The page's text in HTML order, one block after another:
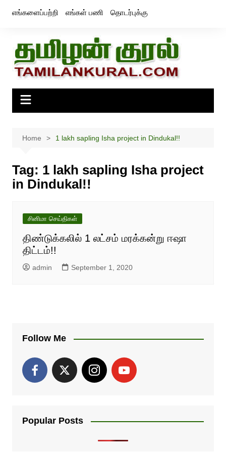
எங்களைப்பற்றி எங்கள் பணி தொடர்புக்கு
Home 1 lakh sapling Isha project in Dindukal!!
Tag: 1 lakh sapling Isha project
in Dindukal!!
சினிமா செய்திகள்
திண்டுக்கலில் 1 லட்சம் மரக்கன்று ஈஷா
திட்டம்!!
admin September 1, 2020
Follow Me
Popular Posts